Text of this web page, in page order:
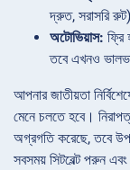
দ্রুত, সরাসরি রুট)
অটোভিয়াস: ফ্রি
তবে এখনও
আপনার জাতীয়তা
মেনে চলতে হবে।
অগ্রগতি করেছে, তবে
সবসময় সিটবেল্ট পরুন